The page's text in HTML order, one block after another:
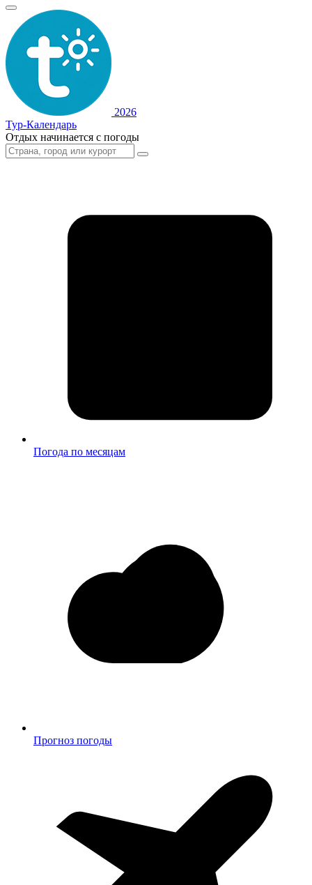
2026
Тур-Календарь
Отдых начинается с погоды
Погода по месяцам
Прогноз погоды